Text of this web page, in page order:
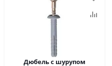
Дюбель с шурупом